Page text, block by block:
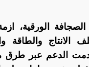
الورقية،
الانتاج والطاقة
الدعم عبر طرق